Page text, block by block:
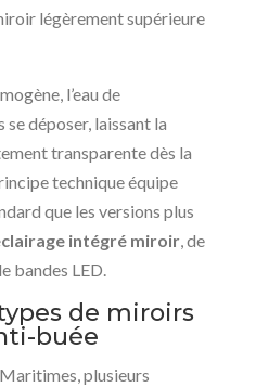
légèrement supérieure
l’eau de
déposer, laissant la
transparente dès la
technique équipe
que les versions plus
intégré miroir, de
bandes LED.
de miroirs
buée
plusieurs